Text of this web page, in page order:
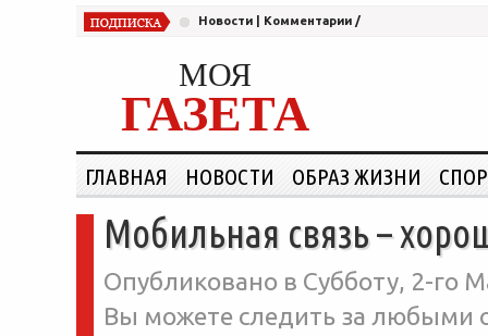
Новости Комментарии /
МОЯ
ГАЗЕТА
ГЛАВНАЯ НОВОСТИ ОБРАЗ ЖИЗНИ
Мобильная связь –
Опубликовано в Субботу, 2-го
Вы можете следить за любыми